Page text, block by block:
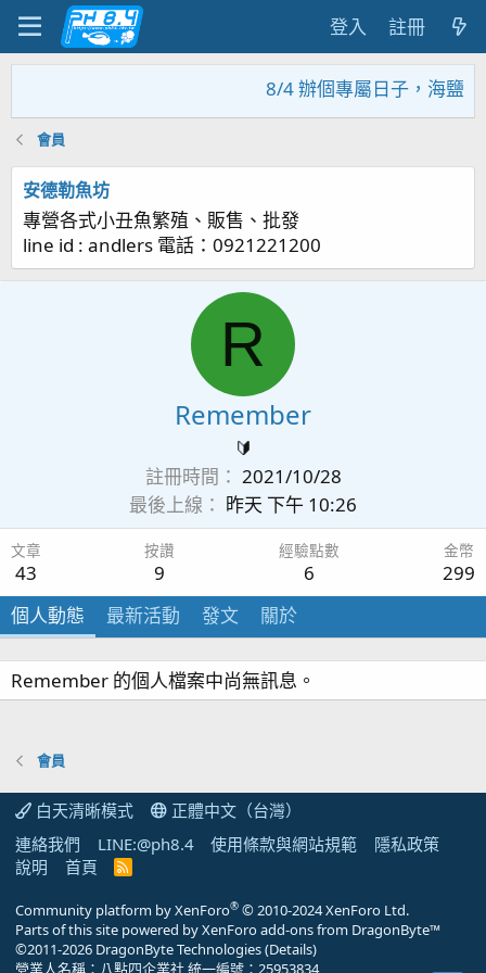
登入 註冊
8/4 辦個專屬日子，海鹽
會員
安德勒魚坊
專營各式小丑魚繁殖、販售、批發
line id : andlers 電話：0921221200
R
Remember
🔰
註冊時間
2021/10/28
最後上線
昨天 下午 10:26
文章
43
按讚
9
經驗點數
6
金幣
299
個人動態
最新活動 發文 關於
Remember 的個人檔案中尚無訊息。
會員
白天清晰模式
正體中文（台灣）
連絡我們
LINE:@ph8.4 使用條款與網站規範
隱私政策
說明
首頁
R
Community platform by XenForo® © 2010-2024 XenForo Ltd.
Parts of this site powered byXenForo add-ons from DragonByte™
©2011-2026 DragonByte Technologies(Details)
營業人名稱：八點四企業社 統一編號：25953834